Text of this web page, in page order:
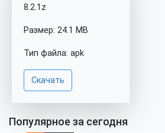
8.2.1z
Размер: 24.1 MB
Тип файла: apk
Скачать
Популярное за сегодня